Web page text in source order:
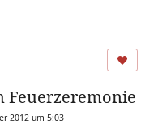
Feuerzeremonie
2012 um 5:03